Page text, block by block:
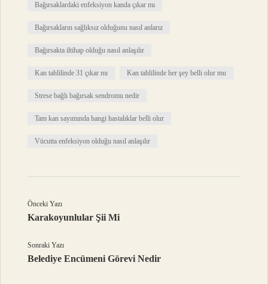
Bağırsaklardaki enfeksiyon kanda çıkar mı
Bağırsakların sağlıksız olduğunu nasıl anlarız
Bağırsakta iltihap olduğu nasıl anlaşılır
Kan tahlilinde 31 çıkar mı Kan tahlilinde her şey belli olur mu
Strese bağlı bağırsak sendromu nedir
Tam kan sayımında hangi hastalıklar belli olur
Vücutta enfeksiyon olduğu nasıl anlaşılır
Önceki Yazı
Karakoyunlular Şii Mi
Sonraki Yazı
Belediye Encümeni Görevi Nedir